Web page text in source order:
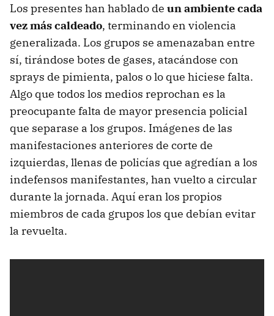
Los presentes han hablado de un ambiente cada
vez más caldeado, terminando en violencia
generalizada. Los grupos se amenazaban entre
sí, tirándose botes de gases, atacándose con
sprays de pimienta, palos o lo que hiciese falta.
Algo que todos los medios reprochan es la
preocupante falta de mayor presencia policial
que separase a los grupos. Imágenes de las
manifestaciones anteriores de corte de
izquierdas, llenas de policías que agredían a los
indefensos manifestantes, han vuelto a circular
durante la jornada. Aquí eran los propios
miembros de cada grupos los que debían evitar
la revuelta.